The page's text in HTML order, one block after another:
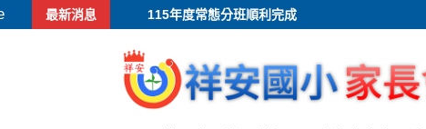
最新消息 115年度常態分班順利完成